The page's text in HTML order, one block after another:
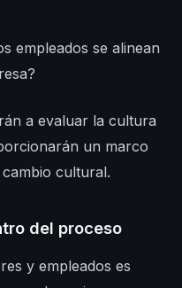
empleados se alinean
a evaluar la cultura
un marco
cultural.
del proceso
y empleados es